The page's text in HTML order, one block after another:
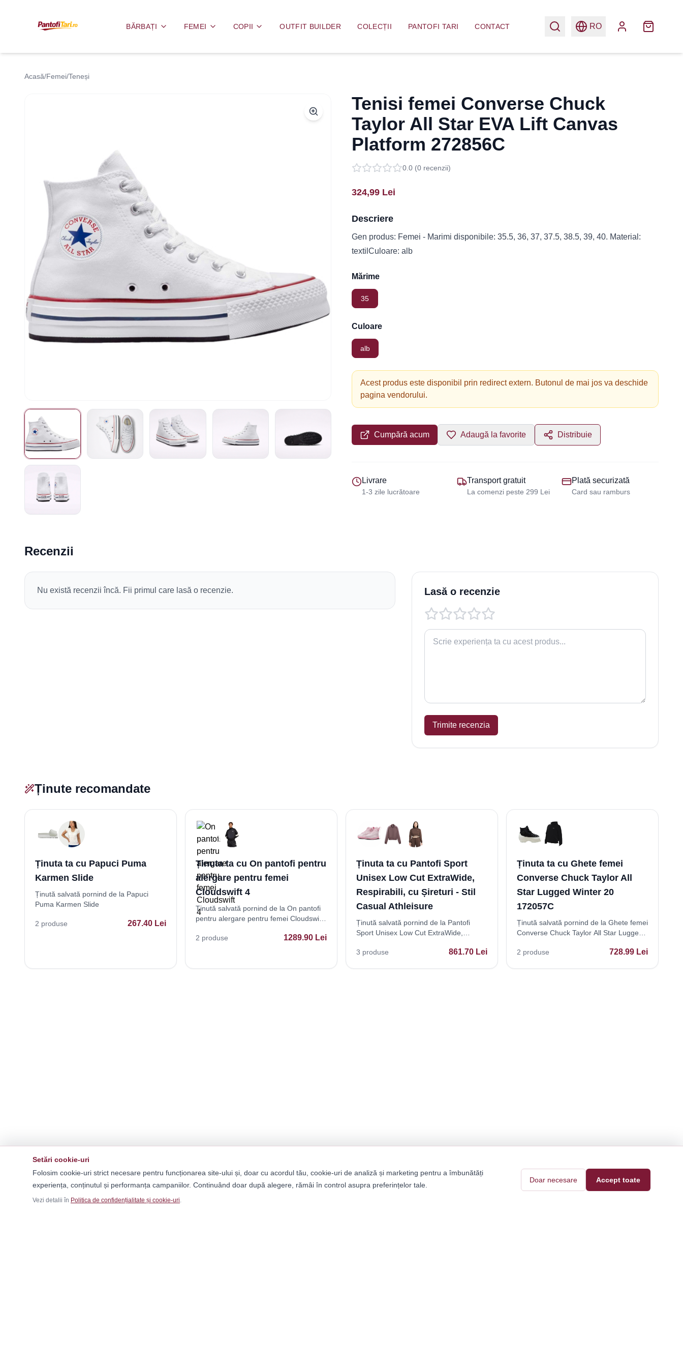
BĂRBAȚI FEMEI COPII OUTFIT BUILDER COLECȚII PANTOFI TARI CONTACT RO
Acasă/Femei/Teneși
Tenisi femei Converse Chuck
Taylor All Star EVA Lift Canvas
Platform 272856C
0.0 (0 recenzii)
324,99 Lei
Descriere
Gen produs: Femei - Marimi disponibile: 35.5, 36, 37, 37.5, 38.5, 39, 40. Material:
textilCuloare: alb
Mărime
35
Culoare
alb
Acest produs este disponibil prin redirect extern. Butonul de mai jos va deschide
pagina vendorului.
Cumpără acum Adaugă la favorite Distribuie
Livrare
1-3 zile lucrătoare
Transport gratuit
La comenzi peste 299 Lei
Plată securizată
Card sau ramburs
Recenzii
Nu există recenzii încă. Fii primul care lasă o recenzie. Lasă o recenzie
Trimite recenzia
Ținute recomandate
Ținuta ta cu Papuci Puma
Karmen Slide
Ținută salvată pornind de la Papuci
Puma Karmen Slide
2 produse 267.40 Lei
Ținuta ta cu On pantofi pentru
alergare pentru femei
Cloudswift 4
Ținută salvată pornind de la On pantofi
pentru alergare pentru femei Cloudswift
2 produse 1289.90 Lei
Ținuta ta cu Pantofi Sport
Unisex Low Cut ExtraWide,
Respirabili, cu Șireturi - Stil
Casual Athleisure
Ținută salvată pornind de la Pantofi
Sport Unisex Low Cut ExtraWide,
Athleisure
3 produse 861.70 Lei
Ținuta ta cu Ghete femei
Converse Chuck Taylor All
Star Lugged Winter 20
172057C
Ținută salvată pornind de la Ghete femei
Converse Chuck Taylor All Star Lugged
2 produse 728.99 Lei
Setări cookie-uri
Folosim cookie-uri strict necesare pentru funcționarea site-ului și, doar cu acordul tău, cookie-uri de analiză și marketing pentru a îmbunătăți
experiența, conținutul și performanța campaniilor. Continuând doar după alegere, rămâi în control asupra preferințelor tale.
Vezi detalii în Politica de confidențialitate și cookie-uri.
Doar necesare Accept toate